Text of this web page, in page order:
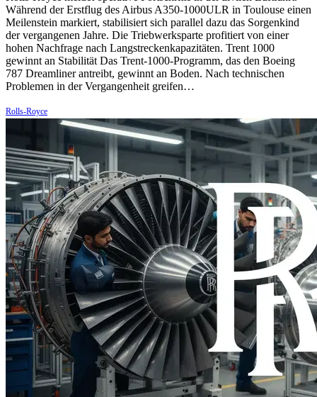
Während der Erstflug des Airbus A350-1000ULR in Toulouse einen
Meilenstein markiert, stabilisiert sich parallel dazu das Sorgenkind
der vergangenen Jahre. Die Triebwerksparte profitiert von einer
hohen Nachfrage nach Langstreckenkapazitäten. Trent 1000
gewinnt an Stabilität Das Trent-1000-Programm, das den Boeing
787 Dreamliner antreibt, gewinnt an Boden. Nach technischen
Problemen in der Vergangenheit greifen…
Rolls-Royce